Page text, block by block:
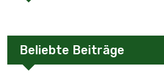
Beliebte Beiträge